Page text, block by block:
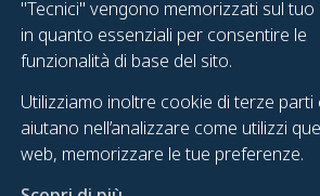
Gruppo Urbino
Gruppo Fossombrone
Fossombrone in
LEGAL
"Tecnici" vengono memorizzati sul
in quanto essenziali per consentire le
funzionalità di base del sito.
Utilizziamo inoltre cookie di terze parti
aiutano nell’analizzare come utilizzi
web, memorizzare le tue preferenze.